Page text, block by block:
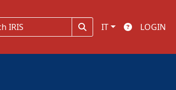
IT LOGIN